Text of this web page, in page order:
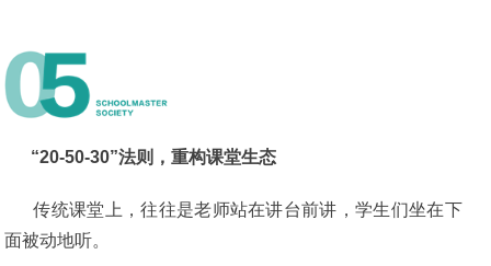
“20-50-30”法则，重构课堂生态
传统课堂上，往往是老师站在讲台前讲，学生们坐在下
面被动地听。